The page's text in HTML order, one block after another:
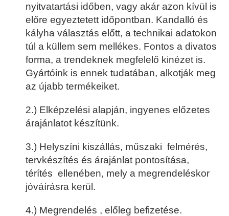
nyitvatartási időben, vagy akár azon kívül is
előre egyeztetett időpontban. Kandalló és
kályha választás előtt, a technikai adatokon
túl a küllem sem mellékes. Fontos a divatos
forma, a trendeknek megfelelő kinézet is.
Gyártóink is ennek tudatában, alkotják meg
az újabb termékeiket.
2.) Elképzelési alapján, ingyenes előzetes
árajánlatot készítünk.
3.) Helyszíni kiszállás, műszaki felmérés,
tervkészítés és árajánlat pontosítása,
térítés ellenében, mely a megrendeléskor
jóváírásra kerül.
4.) Megrendelés , előleg befizetése.